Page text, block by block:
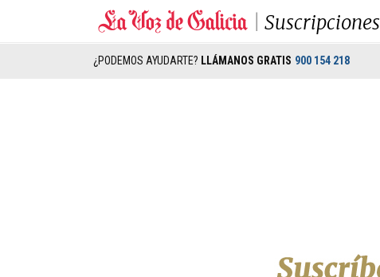
Suscripciones
¿PODEMOS AYUDARTE? LLÁMANOS GRATIS 900 154 218